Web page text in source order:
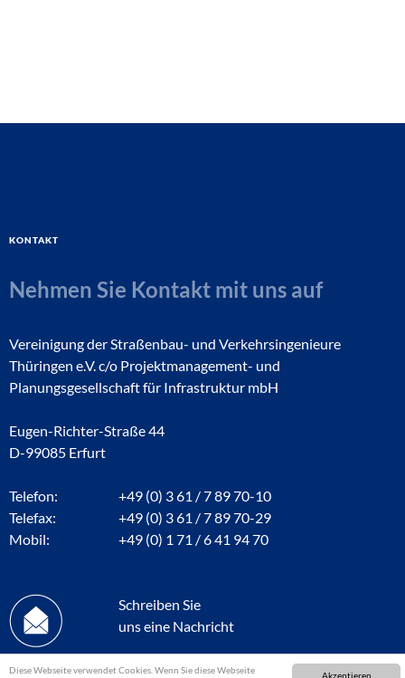
Akzeptieren
Diese Webseite verwendet Cookies. Wenn Sie diese Webseite
Kontakt
Nehmen Sie Kontakt mit uns auf
Vereinigung der Straßenbau- und Verkehrsingenieure
Thüringen e.V. c/o Projektmanagement- und
Planungsgesellschaft für Infrastruktur mbH
Eugen-Richter-Straße 44
D-99085 Erfurt
Telefon:
+49 (0) 3 61 / 7 89 70-10
Telefax:
+49 (0) 3 61 / 7 89 70-29
Mobil:
+49 (0) 1 71 / 6 41 94 70
Schreiben Sie
uns eine Nachricht